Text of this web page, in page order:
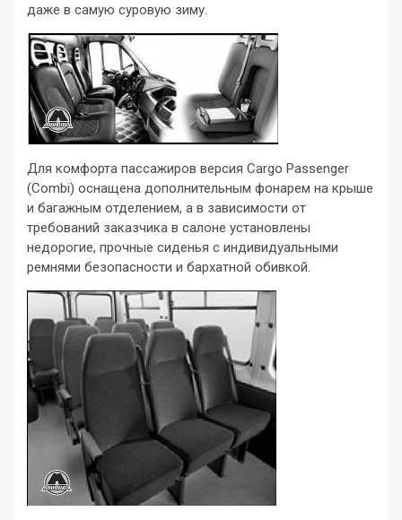
даже в самую суровую зиму.
Для комфорта пассажиров версия Cargo Passenger
(Combi) оснащена дополнительным фонарем на крыше
и багажным отделением, а в зависимости от
требований заказчика в салоне установлены
недорогие, прочные сиденья с индивидуальными
ремнями безопасности и бархатной обивкой.